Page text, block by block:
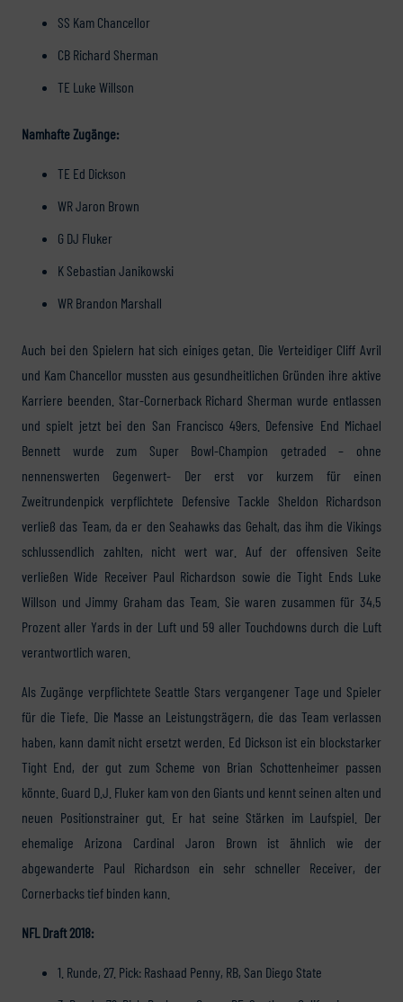
SS Kam Chancellor
CB Richard Sherman
TE Luke Willson
Namhafte Zugänge:
TE Ed Dickson
WR Jaron Brown
G DJ Fluker
K Sebastian Janikowski
WR Brandon Marshall
Auch bei den Spielern hat sich einiges getan. Die Verteidiger Cliff Avril
und Kam Chancellor mussten aus gesundheitlichen Gründen ihre aktive
Karriere beenden. Star-Cornerback Richard Sherman wurde entlassen
und spielt jetzt bei den San Francisco 49ers. Defensive End Michael
Bennett wurde zum Super Bowl-Champion getraded – ohne
nennenswerten Gegenwert- Der erst vor kurzem für einen
Zweitrundenpick verpflichtete Defensive Tackle Sheldon Richardson
verließ das Team, da er den Seahawks das Gehalt, das ihm die Vikings
schlussendlich zahlten, nicht wert war. Auf der offensiven Seite
verließen Wide Receiver Paul Richardson sowie die Tight Ends Luke
Willson und Jimmy Graham das Team. Sie waren zusammen für 34,5
Prozent aller Yards in der Luft und 59 aller Touchdowns durch die Luft
verantwortlich waren.
Als Zugänge verpflichtete Seattle Stars vergangener Tage und Spieler
für die Tiefe. Die Masse an Leistungsträgern, die das Team verlassen
haben, kann damit nicht ersetzt werden. Ed Dickson ist ein blockstarker
Tight End, der gut zum Scheme von Brian Schottenheimer passen
könnte. Guard D.J. Fluker kam von den Giants und kennt seinen alten und
neuen Positionstrainer gut. Er hat seine Stärken im Laufspiel. Der
ehemalige Arizona Cardinal Jaron Brown ist ähnlich wie der
abgewanderte Paul Richardson ein sehr schneller Receiver, der
Cornerbacks tief binden kann.
NFL Draft 2018:
1. Runde, 27. Pick: Rashaad Penny, RB, San Diego State